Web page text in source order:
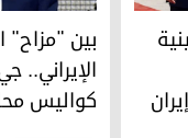
بشأن تايوان
بين "مزاح"
بين
كواليس